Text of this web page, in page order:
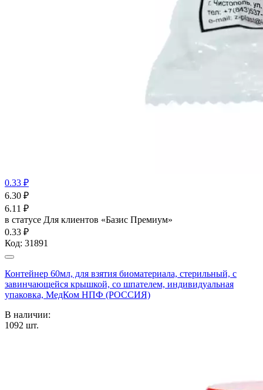
0.33 ₽
6.30 ₽
6.11 ₽
в статусе Для клиентов «Базис Премиум»
0.33 ₽
Код: 31891
Контейнер 60мл, для взятия биоматериала, стерильный, с
завинчающейся крышкой, со шпателем, индивидуальная
упаковка, МедКом НПФ (РОССИЯ)
В наличии:
1092 шт.